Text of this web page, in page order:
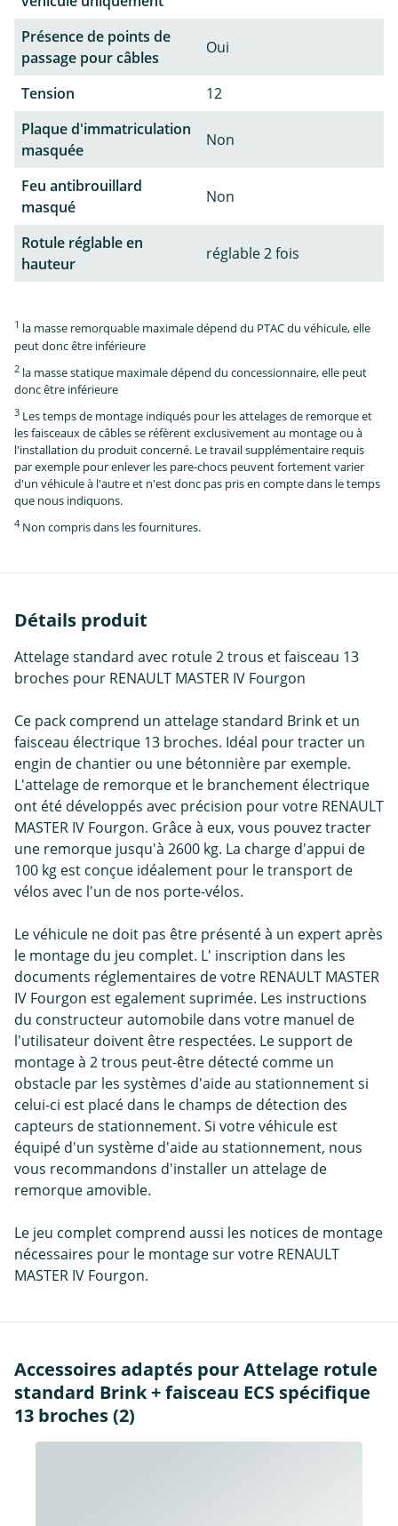
Présence de points de
passage pour câbles
Oui
Tension
12
Plaque d'immatriculation
masquée
Non
Feu antibrouillard
masqué
Non
Rotule réglable en
hauteur
réglable 2 fois
1 la masse remorquable maximale dépend du PTAC du véhicule, elle
peut donc être inférieure
2 la masse statique maximale dépend du concessionnaire, elle peut
donc être inférieure
3 Les temps de montage indiqués pour les attelages de remorque et
les faisceaux de câbles se réfèrent exclusivement au montage ou à
l'installation du produit concerné. Le travail supplémentaire requis
par exemple pour enlever les pare-chocs peuvent fortement varier
d'un véhicule à l'autre et n'est donc pas pris en compte dans le temps
que nous indiquons.
4 Non compris dans les fournitures.
Détails produit
Attelage standard avec rotule 2 trous et faisceau 13
broches pour RENAULT MASTER IV Fourgon
Ce pack comprend un attelage standard Brink et un
faisceau électrique 13 broches. Idéal pour tracter un
engin de chantier ou une bétonnière par exemple.
L'attelage de remorque et le branchement électrique
ont été développés avec précision pour votre RENAULT
MASTER IV Fourgon. Grâce à eux, vous pouvez tracter
une remorque jusqu'à 2600 kg. La charge d'appui de
100 kg est conçue idéalement pour le transport de
vélos avec l'un de nos porte-vélos.
Le véhicule ne doit pas être présenté à un expert après
le montage du jeu complet. L' inscription dans les
documents réglementaires de votre RENAULT MASTER
IV Fourgon est egalement suprimée. Les instructions
du constructeur automobile dans votre manuel de
l'utilisateur doivent être respectées. Le support de
montage à 2 trous peut-être détecté comme un
obstacle par les systèmes d'aide au stationnement si
celui-ci est placé dans le champs de détection des
capteurs de stationnement. Si votre véhicule est
équipé d'un système d'aide au stationnement, nous
vous recommandons d'installer un attelage de
remorque amovible.
Le jeu complet comprend aussi les notices de montage
nécessaires pour le montage sur votre RENAULT
MASTER IV Fourgon.
Accessoires adaptés pour Attelage rotule
standard Brink + faisceau ECS spécifique
13 broches (2)